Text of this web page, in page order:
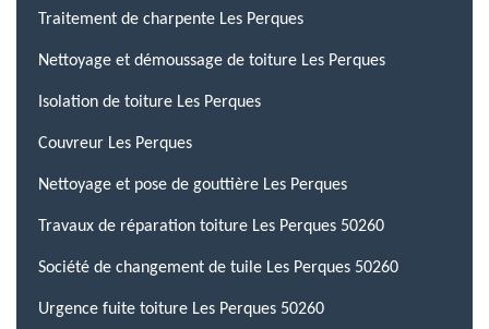
Traitement de charpente Les Perques
Nettoyage et démoussage de toiture Les Perques
Isolation de toiture Les Perques
Couvreur Les Perques
Nettoyage et pose de gouttière Les Perques
Travaux de réparation toiture Les Perques 50260
Société de changement de tuile Les Perques 50260
Urgence fuite toiture Les Perques 50260